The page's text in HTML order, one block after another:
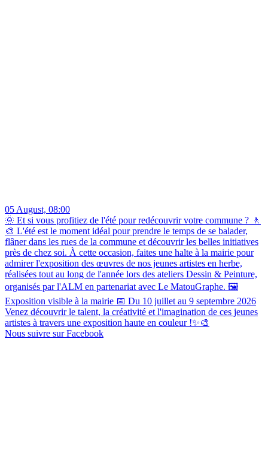
05 August, 08:00
🌞 Et si vous profitiez de l'été pour redécouvrir votre commune ? 🚶
🎨 L'été est le moment idéal pour prendre le temps de se balader,
flâner dans les rues de la commune et découvrir les belles initiatives
près de chez soi. À cette occasion, faites une halte à la mairie pour
admirer l'exposition des œuvres de nos jeunes artistes en herbe,
réalisées tout au long de l'année lors des ateliers Dessin & Peinture,
organisés par l'ALM en partenariat avec Le MatouGraphe. 🖼️
Exposition visible à la mairie 📅 Du 10 juillet au 9 septembre 2026
Venez découvrir le talent, la créativité et l'imagination de ces jeunes
artistes à travers une exposition haute en couleur !✨🎨
Nous suivre sur Facebook